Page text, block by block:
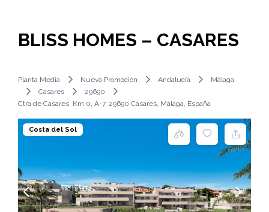
BLISS HOMES – CASARES
Planta Media Nueva Promoción Andalucía
Málaga
Casares
29690
Ctra de Casares, Km 0, A-7, 29690 Casares, Málaga, España
Costa del Sol